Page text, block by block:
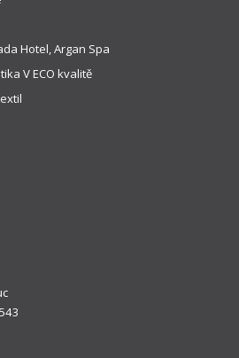
Hotel, Argan Spa
V ECO kvalitě